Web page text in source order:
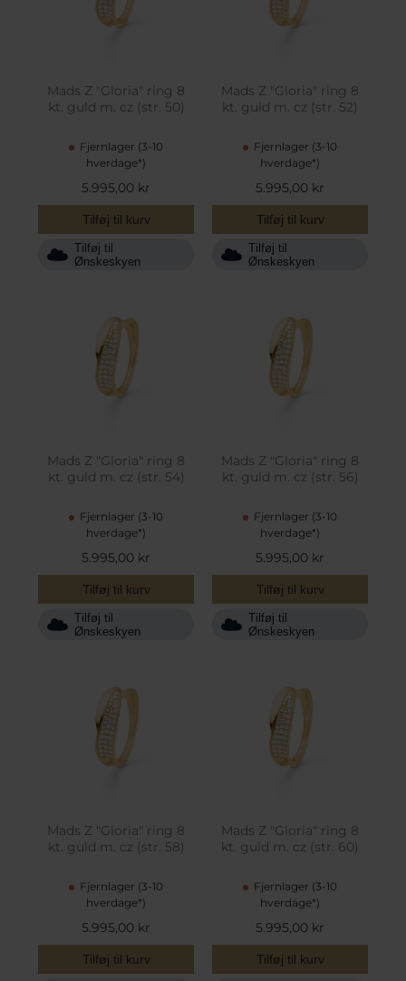
Mads Z "Gloria" ring 8
kt. guld m. cz (str. 50)
Fjernlager (3-10
hverdage*)
5.995,00 kr
Tilføj til kurv
Tilføj til
Ønskeskyen
Mads Z "Gloria" ring 8
kt. guld m. cz (str. 52)
Fjernlager (3-10
hverdage*)
5.995,00 kr
Tilføj til kurv
Tilføj til
Ønskeskyen
Mads Z "Gloria" ring 8
kt. guld m. cz (str. 54)
Fjernlager (3-10
hverdage*)
5.995,00 kr
Tilføj til kurv
Tilføj til
Ønskeskyen
Mads Z "Gloria" ring 8
kt. guld m. cz (str. 56)
Fjernlager (3-10
hverdage*)
5.995,00 kr
Tilføj til kurv
Tilføj til
Ønskeskyen
Mads Z "Gloria" ring 8
kt. guld m. cz (str. 58)
Fjernlager (3-10
hverdage*)
5.995,00 kr
Tilføj til kurv
Mads Z "Gloria" ring 8
kt. guld m. cz (str. 60)
Fjernlager (3-10
hverdage*)
5.995,00 kr
Tilføj til kurv